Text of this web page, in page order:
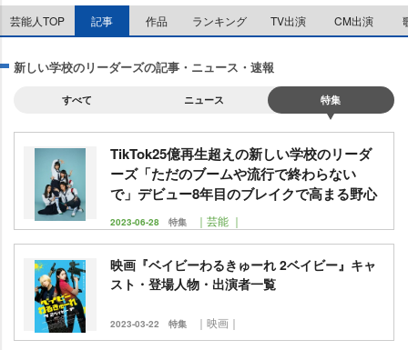
e
芸能人TOP 記事 作品 ランキング TV出演 CM出演
新しい学校のリーダーズの記事・ニュース・速報
すべて ニュース 特集
TikTok25億再生超えの新しい学校のリーダ
ーズ「ただのブームや流行で終わらない
で」デビュー8年目のブレイクで高まる野心
2023-06-28 特集 ｜芸能 ｜
映画『ベイビーわるきゅーれ 2ベイビー』キャ
スト・登場人物・出演者一覧
2023-03-22 特集 ｜映画｜